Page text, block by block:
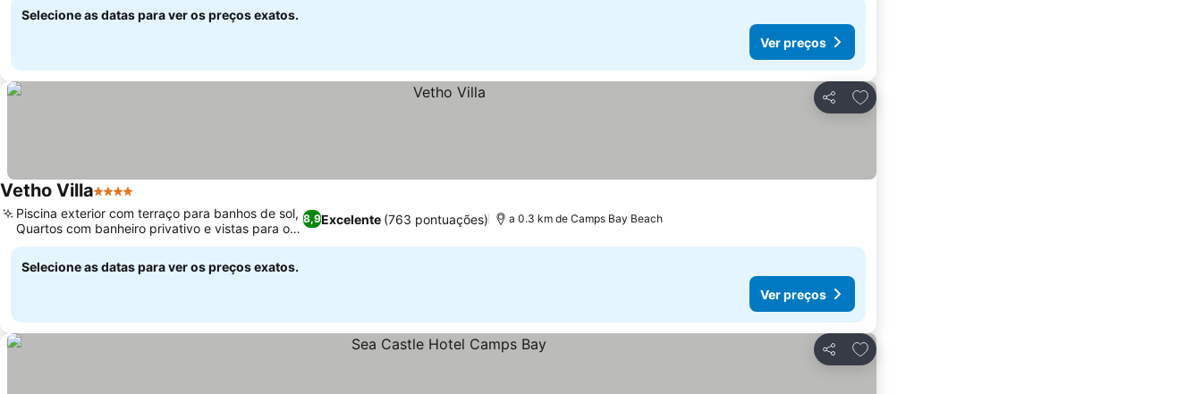
Selecione as datas para ver os preços exatos.
Ver preços
Partilhar
Adicionar aos favoritos
Vetho Villa4 Estrelas
8,9Excelente (763 pontuações)
Piscina exterior com terraço para banhos de sol,
Quartos com banheiro privativo e vistas para o
mar e a montanha
a 0.3 km de Camps Bay Beach
Selecione as datas para ver os preços exatos.
Ver preços
Partilhar
Adicionar aos favoritos